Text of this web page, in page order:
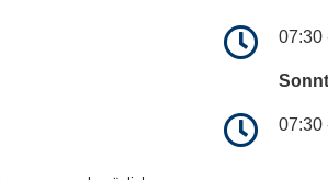
07:30
07:30